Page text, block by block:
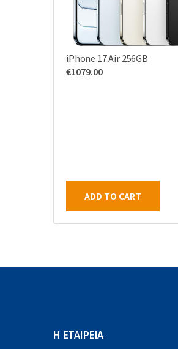
iPhone 17 Air 256GB
€1079.00
ADD TO CART
Η ΕΤΑΙΡΕΙΑ